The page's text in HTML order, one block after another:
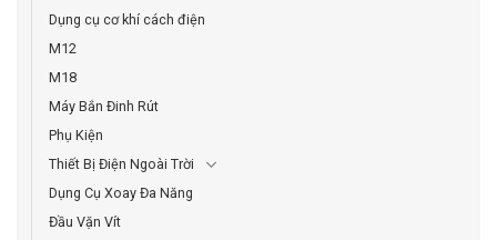
Dụng cụ cơ khí cách điện
M12
M18
Máy Bắn Đinh Rút
Phụ Kiện
Thiết Bị Điện Ngoài Trời
Dụng Cụ Xoay Đa Năng
Đầu Vặn Vít